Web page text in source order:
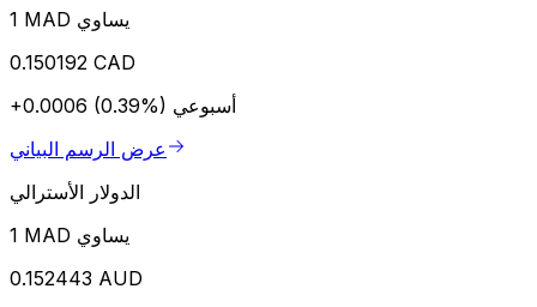
1 MAD يساوي
0.150192 CAD
+0.0006 (0.39%) أسبوعي
عرض الرسم البياني
الدولار الأسترالي
1 MAD يساوي
0.152443 AUD